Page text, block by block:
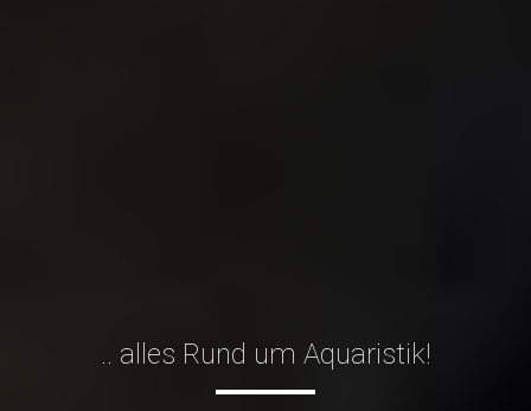
.. alles Rund um Aquaristik!